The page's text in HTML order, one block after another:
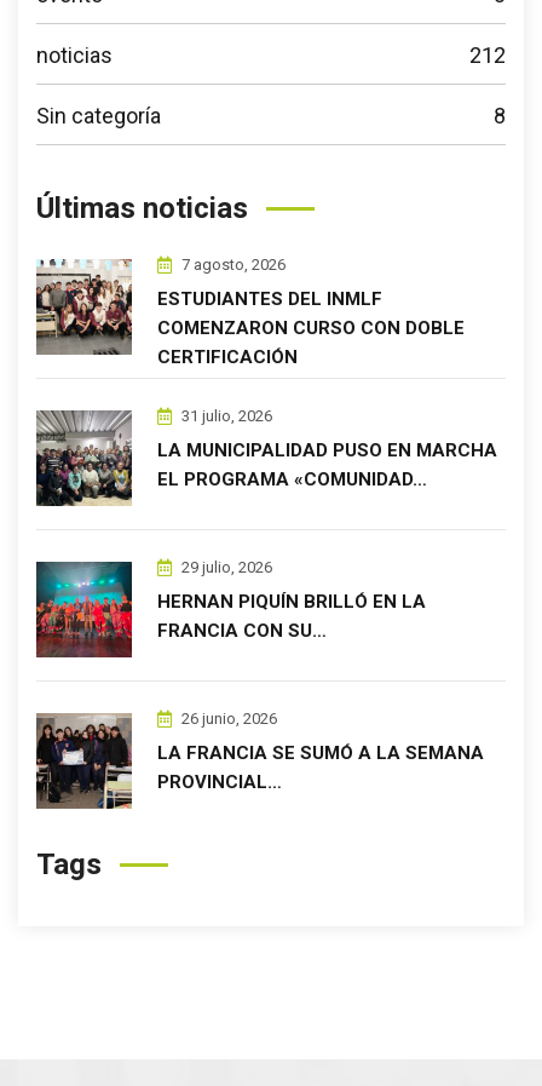
noticias 212
Sin categoría 8
Últimas noticias
7 agosto, 2026
ESTUDIANTES DEL INMLF
COMENZARON CURSO CON DOBLE
CERTIFICACIÓN
31 julio, 2026
LA MUNICIPALIDAD PUSO EN MARCHA
EL PROGRAMA «COMUNIDAD…
29 julio, 2026
HERNAN PIQUÍN BRILLÓ EN LA
FRANCIA CON SU…
26 junio, 2026
LA FRANCIA SE SUMÓ A LA SEMANA
PROVINCIAL…
Tags